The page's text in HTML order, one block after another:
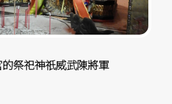
祭祀神祇威武陳將軍